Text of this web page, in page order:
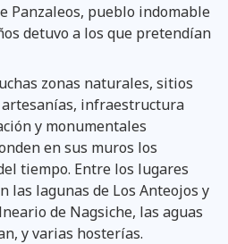
Panzaleos, pueblo indomable
detuvo a los que pretendían
zonas naturales, sitios
infraestructura
y monumentales
en sus muros los
tiempo. Entre los lugares
las lagunas de Los Anteojos y
de Nagsiche, las aguas
y varias hosterías.